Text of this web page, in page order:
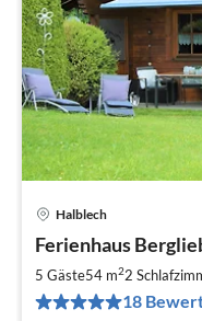
Halblech
Ferienhaus
5 Gäste54 m22
18